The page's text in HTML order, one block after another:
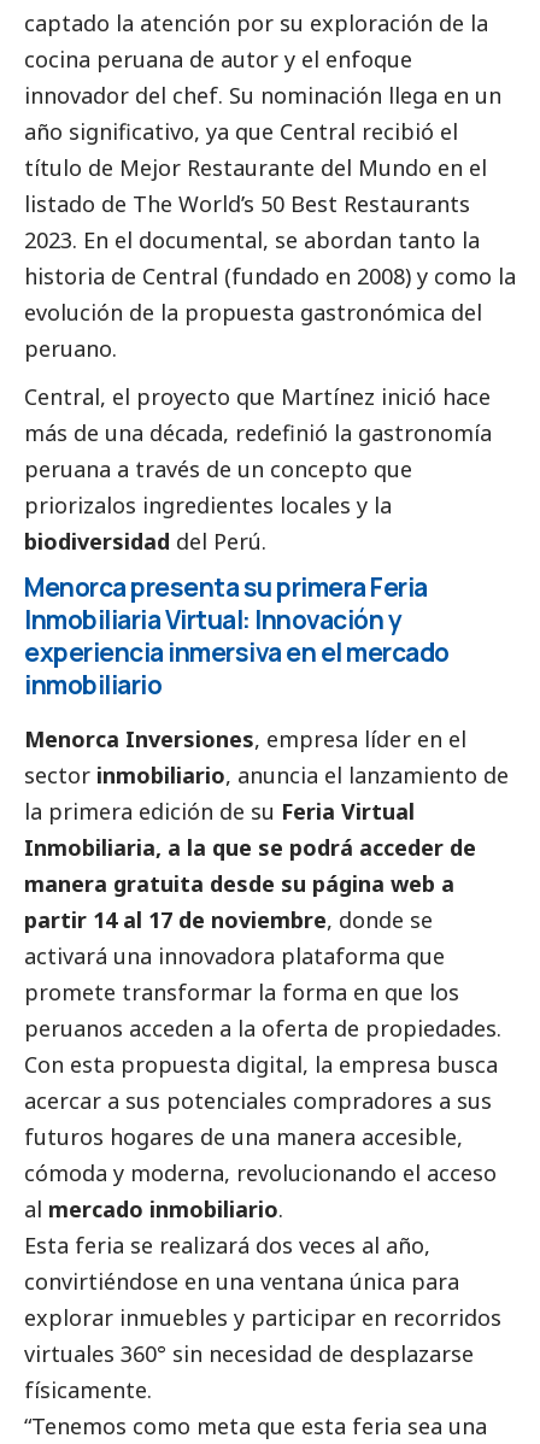
captado la atención por su exploración de la
cocina peruana de autor y el enfoque
innovador del chef. Su nominación llega en un
año significativo, ya que Central recibió el
título de Mejor Restaurante del Mundo en el
listado de The World’s 50 Best Restaurants
2023. En el documental, se abordan tanto la
historia de Central (fundado en 2008) y como la
evolución de la propuesta gastronómica del
peruano.
Central, el proyecto que Martínez inició hace
más de una década, redefinió la gastronomía
peruana a través de un concepto que
priorizalos ingredientes locales y la
biodiversidad del Perú.
Menorca presenta su primera Feria
Inmobiliaria Virtual: Innovación y
experiencia inmersiva en el mercado
inmobiliario
Menorca Inversiones, empresa líder en el
sector inmobiliario, anuncia el lanzamiento de
la primera edición de su Feria Virtual
Inmobiliaria, a la que se podrá acceder de
manera gratuita desde su página web a
partir 14 al 17 de noviembre, donde se
activará una innovadora plataforma que
promete transformar la forma en que los
peruanos acceden a la oferta de propiedades.
Con esta propuesta digital, la empresa busca
acercar a sus potenciales compradores a sus
futuros hogares de una manera accesible,
cómoda y moderna, revolucionando el acceso
al mercado inmobiliario.
Esta feria se realizará dos veces al año,
convirtiéndose en una ventana única para
explorar inmuebles y participar en recorridos
virtuales 360° sin necesidad de desplazarse
físicamente.
“Tenemos como meta que esta feria sea una